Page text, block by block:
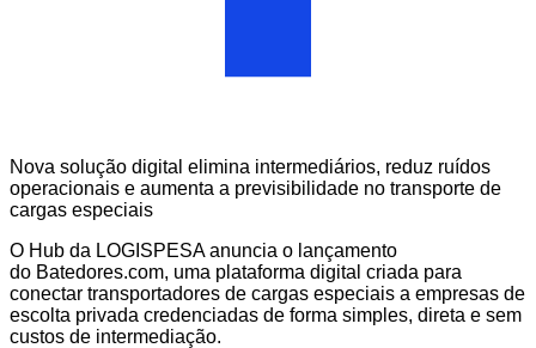
Nova solução digital elimina intermediários, reduz ruídos
operacionais e aumenta a previsibilidade no transporte de
cargas especiais
O Hub da LOGISPESA anuncia o lançamento
do Batedores.com, uma plataforma digital criada para
conectar transportadores de cargas especiais a empresas de
escolta privada credenciadas de forma simples, direta e sem
custos de intermediação.